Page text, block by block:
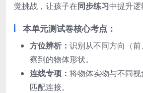
觉挑战，让孩子在同步练习中提升逻
本单元测试卷核心考点：
方位辨析： 识别从不同方向（
察到的物体形状。
连线专项： 将物体实物与不同
匹配连接。